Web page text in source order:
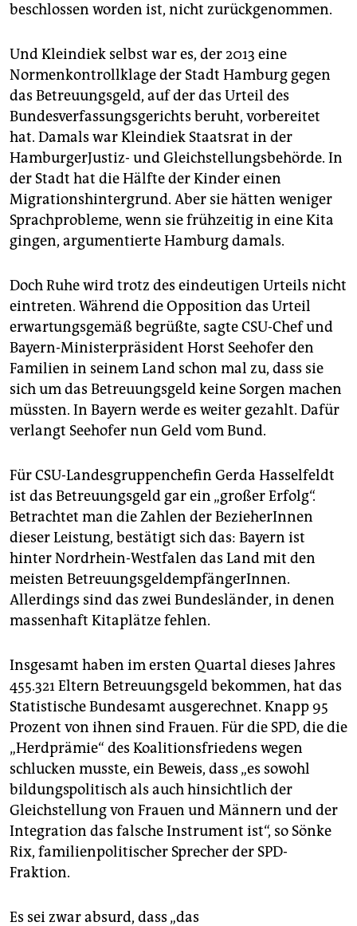
beschlossen worden ist, nicht zurückgenommen.
Und Kleindiek selbst war es, der 2013 eine
Normenkontrollklage der Stadt Hamburg gegen
das Betreuungsgeld, auf der das Urteil des
Bundesverfassungsgerichts beruht, vorbereitet
hat. Damals war Kleindiek Staatsrat in der
HamburgerJustiz- und Gleichstellungsbehörde. In
der Stadt hat die Hälfte der Kinder einen
Migrationshintergrund. Aber sie hätten weniger
Sprachprobleme, wenn sie frühzeitig in eine Kita
gingen, argumentierte Hamburg damals.
Doch Ruhe wird trotz des eindeutigen Urteils nicht
eintreten. Während die Opposition das Urteil
erwartungsgemäß begrüßte, sagte CSU-Chef und
Bayern-Ministerpräsident Horst Seehofer den
Familien in seinem Land schon mal zu, dass sie
sich um das Betreuungsgeld keine Sorgen machen
müssten. In Bayern werde es weiter gezahlt. Dafür
verlangt Seehofer nun Geld vom Bund.
Für CSU-Landesgruppenchefin Gerda Hasselfeldt
ist das Betreuungsgeld gar ein „großer Erfolg“.
Betrachtet man die Zahlen der BezieherInnen
dieser Leistung, bestätigt sich das: Bayern ist
hinter Nordrhein-Westfalen das Land mit den
meisten BetreuungsgeldempfängerInnen.
Allerdings sind das zwei Bundesländer, in denen
massenhaft Kitaplätze fehlen.
Insgesamt haben im ersten Quartal dieses Jahres
455.321 Eltern Betreuungsgeld bekommen, hat das
Statistische Bundesamt ausgerechnet. Knapp 95
Prozent von ihnen sind Frauen. Für die SPD, die die
„Herdprämie“ des Koalitionsfriedens wegen
schlucken musste, ein Beweis, dass „es sowohl
bildungspolitisch als auch hinsichtlich der
Gleichstellung von Frauen und Männern und der
Integration das falsche Instrument ist“, so Sönke
Rix, familienpolitischer Sprecher der SPD-
Fraktion.
Es sei zwar absurd, dass „das